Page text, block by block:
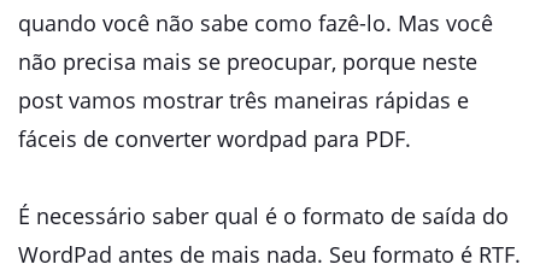
quando você não sabe como fazê-lo. Mas você
não precisa mais se preocupar, porque neste
post vamos mostrar três maneiras rápidas e
fáceis de converter wordpad para PDF.
É necessário saber qual é o formato de saída do
WordPad antes de mais nada. Seu formato é RTF.